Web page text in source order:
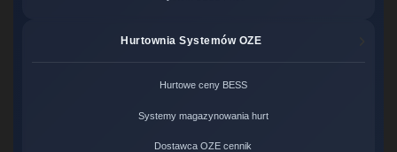
Hurtownia Systemów OZE
Hurtowe ceny BESS
Systemy magazynowania hurt
Dostawca OZE cennik